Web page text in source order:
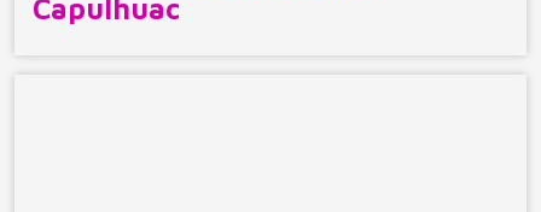
Capulhuac